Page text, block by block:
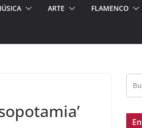
ARTE FLAMENCO